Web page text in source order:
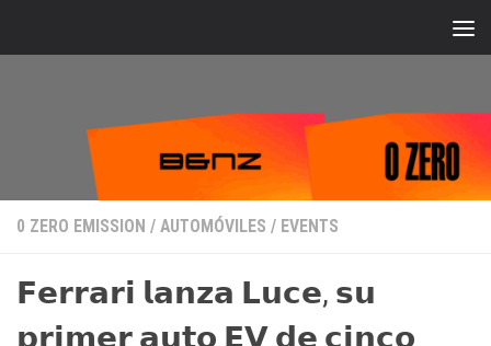
0 ZERO EMISSION / AUTOMÓVILES / EVENTS
𝗙𝗲𝗿𝗿𝗮𝗿𝗶 𝗹𝗮𝗻𝘇𝗮 𝗟𝘂𝗰𝗲, 𝘀𝘂
𝗽𝗿𝗶𝗺𝗲𝗿 𝗮𝘂𝘁𝗼 𝗘𝗩 𝗱𝗲 𝗰𝗶𝗻𝗰𝗼